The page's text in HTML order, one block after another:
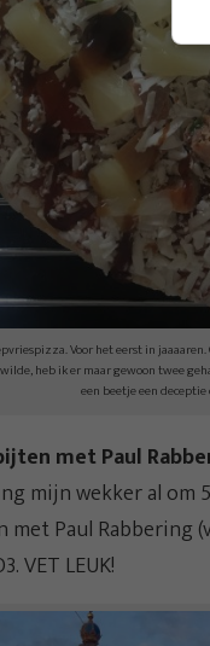
Voor het eerst in
heb ik er maar gewoon twee
een beetje een
met Paul
mijn wekker al om
met Paul Rabbering
VET LEUK!